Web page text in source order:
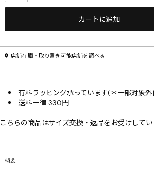
カートに追加
店舗在庫・取り置き可能店舗を調べる
有料ラッピング承っています(＊一部対象外
送料一律 330円
こちらの商品はサイズ交換・返品をお受けしてい
概要